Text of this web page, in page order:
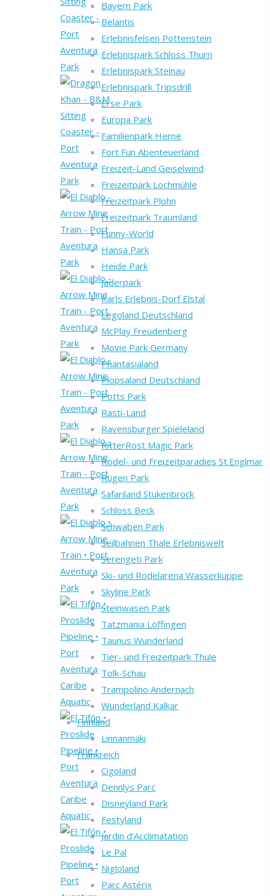
Bayern Park
Belantis
Erlebnisfelsen Pottenstein
Erlebnispark Schloss Thurn
Erlebnispark Steinau
Erlebnispark Tripsdrill
Erse Park
Europa Park
Familienpark Herne
Fort Fun Abenteuerland
Freizeit-Land Geiselwind
Freizeitpark Lochmühle
Freizeitpark Plohn
Freizeitpark Traumland
Funny-World
Hansa Park
Heide Park
Jaderpark
Karls Erlebnis-Dorf Elstal
Legoland Deutschland
McPlay Freudenberg
Movie Park Germany
Phantasialand
Plopsaland Deutschland
Potts Park
Rasti-Land
Ravensburger Spieleland
RitterRost Magic Park
Rodel- und Freizeitparadies St.Englmar
Rügen Park
Safariland Stukenbrock
Schloss Beck
Schwaben Park
Seilbahnen Thale Erlebniswelt
Serengeti Park
Ski- und Rodelarena Wasserkuppe
Skyline Park
Steinwasen Park
Tatzmania Löffingen
Taunus Wunderland
Tier- und Freizeitpark Thüle
Tolk-Schau
Trampolino Andernach
Wunderland Kalkar
Finnland
Linnanmäki
Frankreich
Cigoland
Dennlys Parc
Disneyland Park
Festyland
Jardin d’Acclimatation
Le Pal
Nigloland
Parc Astérix